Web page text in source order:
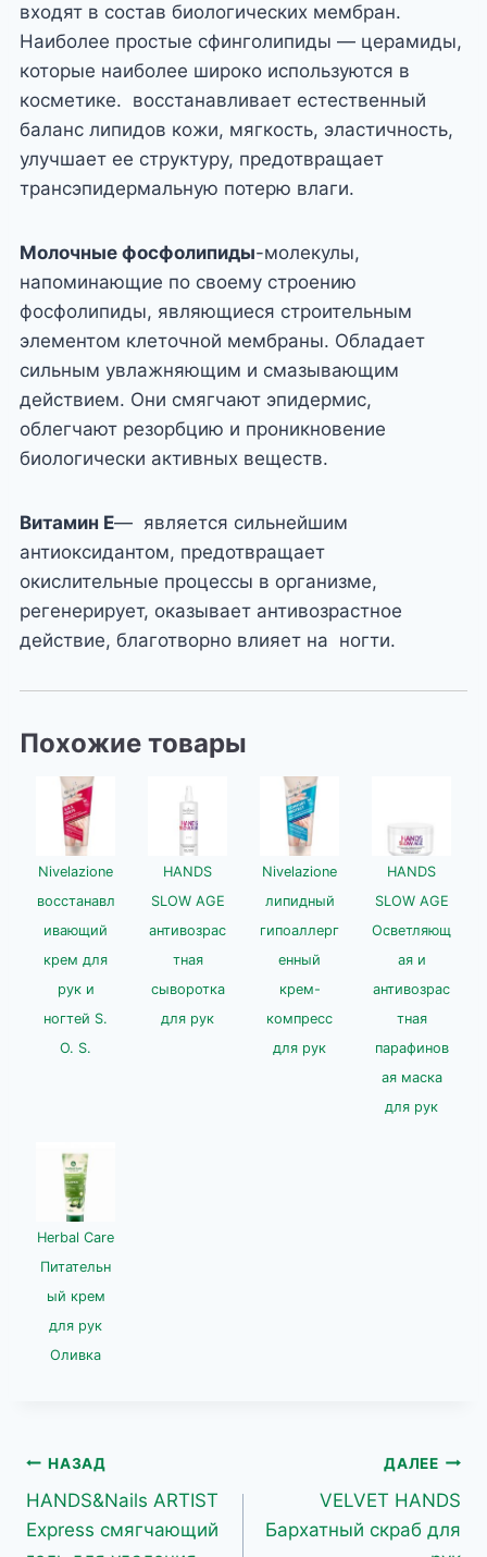
входят в состав биологических мембран.
Наиболее простые сфинголипиды — церамиды,
которые наиболее широко используются в
косметике. восстанавливает естественный
баланс липидов кожи, мягкость, эластичность,
улучшает ее структуру, предотвращает
трансэпидермальную потерю влаги.
Молочные фосфолипиды-молекулы,
напоминающие по своему строению
фосфолипиды, являющиеся строительным
элементом клеточной мембраны. Обладает
сильным увлажняющим и смазывающим
действием. Они смягчают эпидермис,
облегчают резорбцию и проникновение
биологически активных веществ.
Витамин Е— является сильнейшим
антиоксидантом, предотвращает
окислительные процессы в организме,
регенерирует, оказывает антивозрастное
действие, благотворно влияет на ногти.
Похожие товары
Nivelazione
восстанавл
ивающий
крем для
рук и
ногтей S.
O. S.
HANDS
SLOW AGE
антивозрас
тная
сыворотка
для рук
Nivelazione
липидный
гипоаллерг
енный
крем-
компресс
для рук
HANDS
SLOW AGE
Осветляющ
ая и
антивозрас
тная
парафинов
ая маска
для рук
Herbal Care
Питательн
ый крем
для рук
Оливка
Навигация
по
НАЗАД
HANDS&Nails ARTIST
Express смягчающий
ДАЛЕЕ
VELVET HANDS
Бархатный скраб для